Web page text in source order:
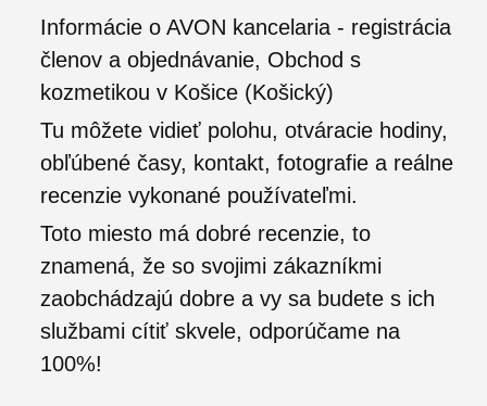
Informácie o AVON kancelaria - registrácia
členov a objednávanie, Obchod s
kozmetikou v Košice (Košický)
Tu môžete vidieť polohu, otváracie hodiny,
obľúbené časy, kontakt, fotografie a reálne
recenzie vykonané používateľmi.
Toto miesto má dobré recenzie, to
znamená, že so svojimi zákazníkmi
zaobchádzajú dobre a vy sa budete s ich
službami cítiť skvele, odporúčame na
100%!